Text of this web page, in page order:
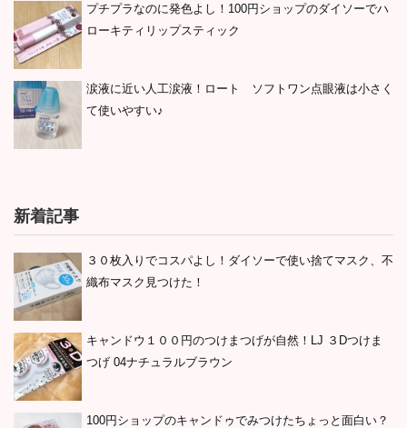
プチプラなのに発色よし！100円ショップのダイソーでハ
ローキティリップスティック
涙液に近い人工涙液！ロート ソフトワン点眼液は小さく
て使いやすい♪
新着記事
３０枚入りでコスパよし！ダイソーで使い捨てマスク、不
織布マスク見つけた！
キャンドウ１００円のつけまつげが自然！LJ ３Dつけま
つげ 04ナチュラルブラウン
100円ショップのキャンドゥでみつけたちょっと面白い？